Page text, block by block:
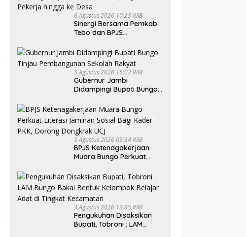
6 Agustus 2026 10:23 WIB
Sinergi Bersama Pemkab
Tebo dan BPJS
Perlindungan Pekerja
hingga ke Desa
5 Agustus 2026 15:02 WIB
Gubernur Jambi
Didampingi Bupati Bungo
Sekolah Rakyat
5 Agustus 2026 09:34 WIB
BPJS Ketenagakerjaan
Muara Bungo Perkuat
Bagi Kader PKK, Dorong
Dongkrak UCJ
3 Agustus 2026 13:35 WIB
Pengukuhan Disaksikan
Bupati, Tobroni : LAM